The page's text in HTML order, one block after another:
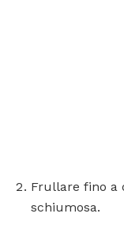
Frullare fino a
schiumosa.